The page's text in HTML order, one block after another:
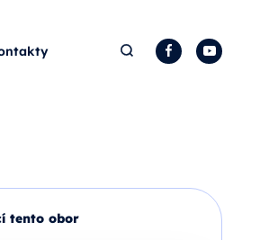
Hledat Facebook
tento obor